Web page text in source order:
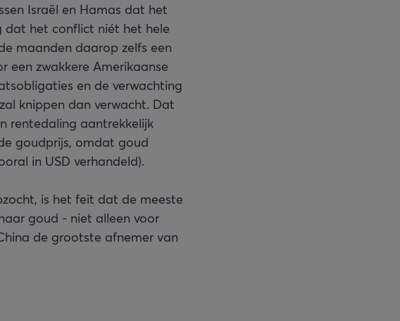
Israël en Hamas dat het
dat het conflict niét het hele
maanden daarop zelfs een
zwakkere Amerikaanse
en de verwachting
knippen dan verwacht. Dat
rentedaling aantrekkelijk
goudprijs, omdat goud
in USD verhandeld).
is het feit dat de meeste
goud - niet alleen voor
de grootste afnemer van